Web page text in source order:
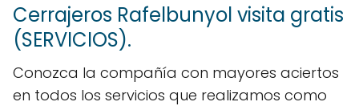
Cerrajeros Rafelbunyol visita gratis
(SERVICIOS).
Conozca la compañía con mayores aciertos
en todos los servicios que realizamos como